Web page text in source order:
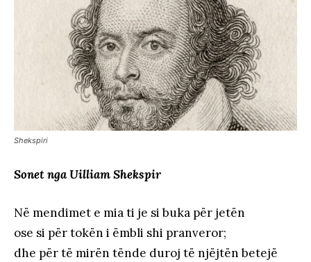
Shekspiri
Sonet nga Uilliam Shekspir
Në mendimet e mia ti je si buka për jetën
ose si për tokën i ëmbli shi pranveror;
dhe për të mirën tënde duroj të njëjtën betejë